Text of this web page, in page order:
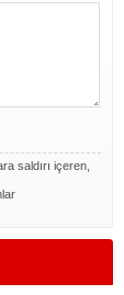
saldırı içeren,